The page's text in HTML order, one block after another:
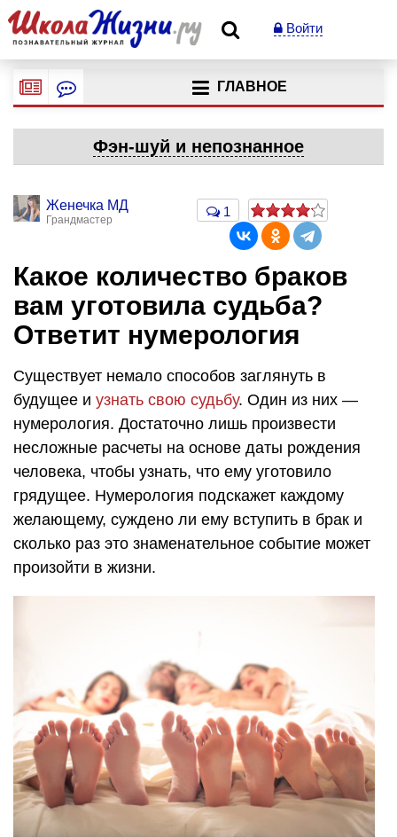
Войти
ГЛАВНОЕ
Фэн-шуй и непознанное
Женечка МД
Грандмастер
1
Какое количество браков
вам уготовила судьба?
Ответит нумерология
Существует немало способов заглянуть в
будущее и узнать свою судьбу. Один из них —
нумерология. Достаточно лишь произвести
несложные расчеты на основе даты рождения
человека, чтобы узнать, что ему уготовило
грядущее. Нумерология подскажет каждому
желающему, суждено ли ему вступить в брак и
сколько раз это знаменательное событие может
произойти в жизни.